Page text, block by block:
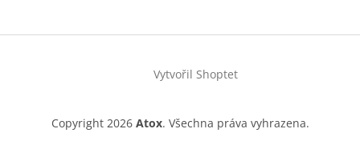
Vytvořil Shoptet
Copyright 2026 Atox. Všechna práva vyhrazena.